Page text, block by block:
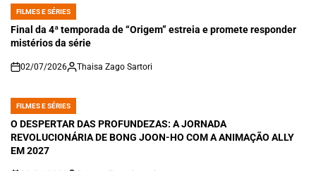
POSTED
IN
FILMES E SÉRIES
Final da 4ª temporada de “Origem” estreia e promete responder
mistérios da série
on
02/07/2026 Thaisa Zago Sartori
POSTED
IN
FILMES E SÉRIES
O DESPERTAR DAS PROFUNDEZAS: A JORNADA
REVOLUCIONÁRIA DE BONG JOON-HO COM A ANIMAÇÃO ALLY
EM 2027